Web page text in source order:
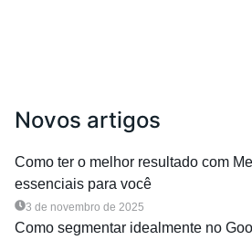
Novos artigos
Como ter o melhor resultado com
essenciais para você
3 de novembro de 2025
Como segmentar idealmente no